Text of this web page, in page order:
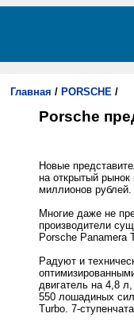
Главная / PORSCHE /
Porsche
Новые
на открытый рынок
миллионов рублей.
Многие даже не
производители
Porsche Panamera
Радуют и
двигатель на 4,8
550 лошадиных
Turbo. 7-